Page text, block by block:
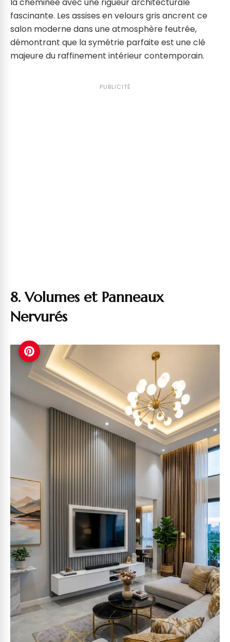
fascinante. Les assises en velours gris ancrent ce
salon moderne dans une atmosphère feutrée,
démontrant que la symétrie parfaite est une clé
majeure du raffinement intérieur contemporain.
PUBLICITÉ
8. Volumes et Panneaux
Nervurés